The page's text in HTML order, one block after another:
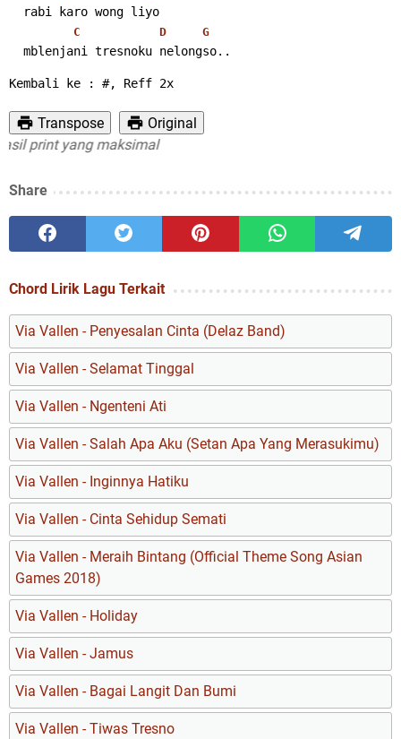
  rabi karo wong liyo
C D G
  mblenjani tresnoku nelongso..
Kembali ke : #, Reff 2x
Transpose
Original
yang maksimal
Share
Chord Lirik Lagu Terkait
Via Vallen - Penyesalan Cinta (Delaz Band)
Via Vallen - Selamat Tinggal
Via Vallen - Ngenteni Ati
Via Vallen - Salah Apa Aku (Setan Apa Yang Merasukimu)
Via Vallen - Inginnya Hatiku
Via Vallen - Cinta Sehidup Semati
Via Vallen - Meraih Bintang (Official Theme Song Asian
Games 2018)
Via Vallen - Holiday
Via Vallen - Jamus
Via Vallen - Bagai Langit Dan Bumi
Via Vallen - Tiwas Tresno